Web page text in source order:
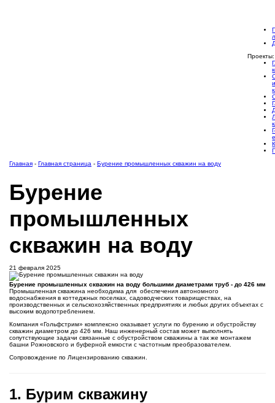
Проекты:
Главная - Главная страница - Бурение промышленных скважин на воду
Бурение
промышленных
скважин на воду
21 февраля 2025
Бурение промышленных скважин на воду большими диаметрами труб - до 426 мм
Промышленная скважина необходима для обеспечения автономного
водоснабжения в коттеджных поселках, садоводческих товариществах, на
производственных и сельскохозяйственных предприятиях и любых других объектах с
высоким водопотреблением.
Компания «Гольфстрим» комплексно оказывает услуги по бурению и обустройству
скважин диаметром до 426 мм. Наш инженерный состав может выполнять
сопутствующие задачи связанные с обустройством скважины а так же монтажем
башни Рожновского и буферной емкости с частотным преобразователем.
Сопровождение по Лицензированию скважин.
1. Бурим скважину